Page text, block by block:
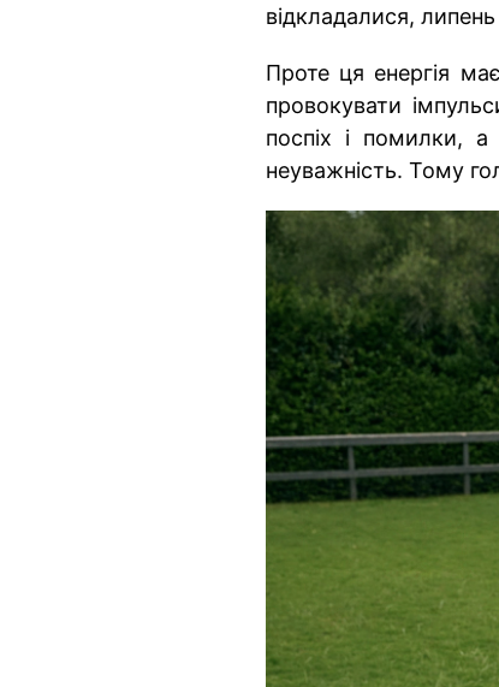
відкладалися,
Проте ця енергія
провокувати
поспіх і помилки, а
неуважність. Тому